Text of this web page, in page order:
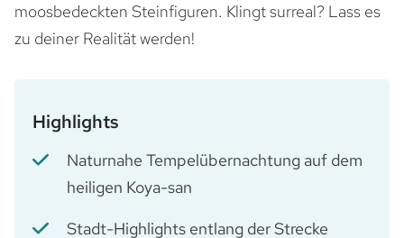
moosbedeckten Steinfiguren. Klingt surreal? Lass es
zu deiner Realität werden!
Highlights
Naturnahe Tempelübernachtung auf dem
heiligen Koya-san
Stadt-Highlights entlang der Strecke